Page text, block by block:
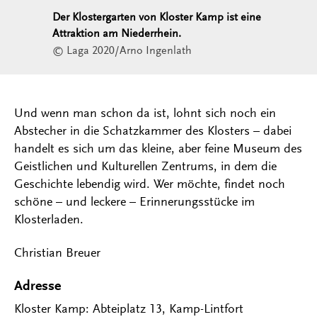
Der Klostergarten von Kloster Kamp ist eine
Attraktion am Niederrhein.
© Laga 2020/Arno Ingenlath
Und wenn man schon da ist, lohnt sich noch ein
Abstecher in die Schatzkammer des Klosters – dabei
handelt es sich um das kleine, aber feine Museum des
Geistlichen und Kulturellen Zentrums, in dem die
Geschichte lebendig wird. Wer möchte, findet noch
schöne – und leckere – Erinnerungsstücke im
Klosterladen.
Christian Breuer
Adresse
Kloster Kamp: Abteiplatz 13, Kamp-Lintfort